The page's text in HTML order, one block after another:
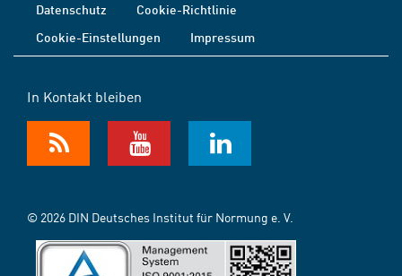
Datenschutz
Cookie-Richtlinie
Cookie-Einstellungen
Impressum
In Kontakt bleiben
© 2026 DIN Deutsches Institut für Normung e. V.